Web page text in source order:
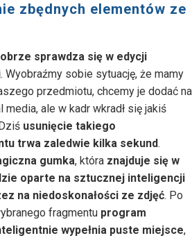
zbędnych elementów ze
sprawdza się w edycji
. Wyobraźmy sobie sytuację, że mamy
przedmiotu, chcemy je dodać na
ale w kadr wkradł się jakiś
usunięcie takiego
trwa zaledwie kilka sekund.
gumka, która znajduje się w
oparte na sztucznej inteligencji
na niedoskonałości ze zdjęć. Po
fragmentu program
wypełnia puste miejsce,